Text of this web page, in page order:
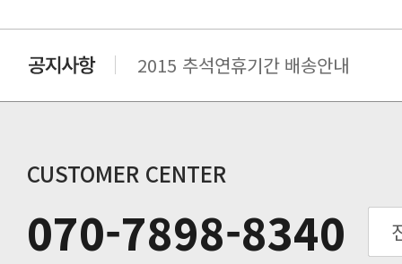
2015 추석연휴기간 배송안내
추수감사절 배송안내
추석기간 배송안내
노동절(9월3일) 배송업무 안내
입금 고객님을 찾습니다.
CUSTOMER CENTER
070-7898-8340